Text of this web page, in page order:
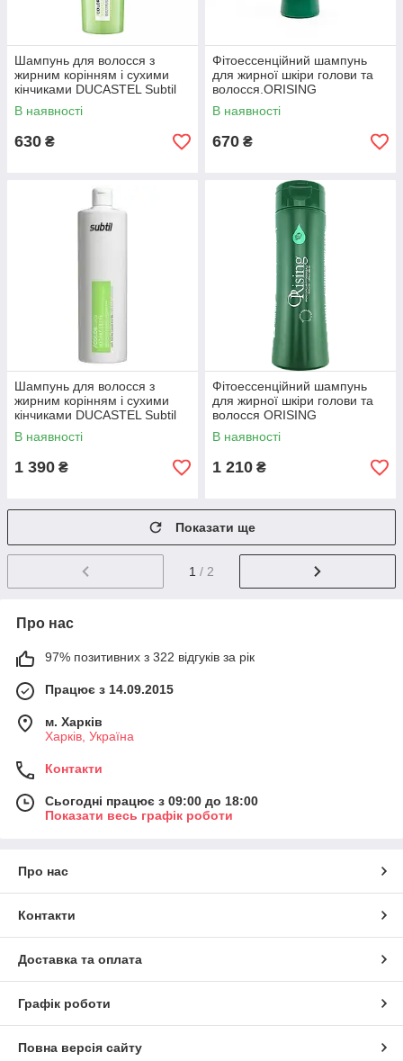
Шампунь для волосся з
жирним корінням і сухими
кінчиками DUCASTEL Subtil
Detox Shampoing Bivalent 300
мл
В наявності
630 ₴
Фітоессенційний шампунь
для жирної шкіри голови та
волосся.ORISING
Phytoessential Shampoo for
Greasy Hair 100 мл
В наявності
670 ₴
Шампунь для волосся з
жирним корінням і сухими
кінчиками DUCASTEL Subtil
Detox Shampoing Bivalent
1000 мл
В наявності
1 390 ₴
Фітоессенційний шампунь
для жирної шкіри голови та
волосся ORISING
Phytoessential Shampoo for
Greasy Hair 250 мл
В наявності
1 210 ₴
Показати ще
1 / 2
Про нас
97% позитивних з 322 відгуків за рік
Працює з 14.09.2015
м. Харків
Харків, Україна
Контакти
Сьогодні працює з 09:00 до 18:00
Показати весь графік роботи
Про нас
Контакти
Доставка та оплата
Графік роботи
Повна версія сайту